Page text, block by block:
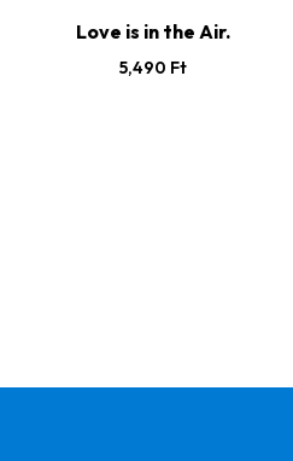
Love is in the Air.
5,490 Ft